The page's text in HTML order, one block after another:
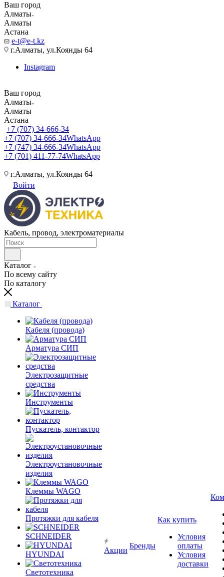
Ваш город
Алматы
Алматы
Астана
e-t@e-t.kz
г.Алматы, ул.Коянды 64
Instagram
Ваш город
Алматы
Алматы
Астана
+7 (707) 34-666-34
+7 (707) 34-666-34WhatsApp
+7 (747) 34-666-34WhatsApp
+7 (701) 411-77-74WhatsApp
г.Алматы, ул.Коянды 64
Войти
Кабель, провод, электроматериалы
Каталог
По всему сайту
По каталогу
Каталог
Кабеля (провода)
Арматура СИП
Электрозащитные
средства
Инструменты
Пускатель, контактор
Электроустановочные
изделия
Клеммы WAGO
Протяжки для кабеля
SCHNEIDER
HYUNDAI
Светотехника
Акции
Бренды
Как купить
Условия
оплаты
Условия
доставки